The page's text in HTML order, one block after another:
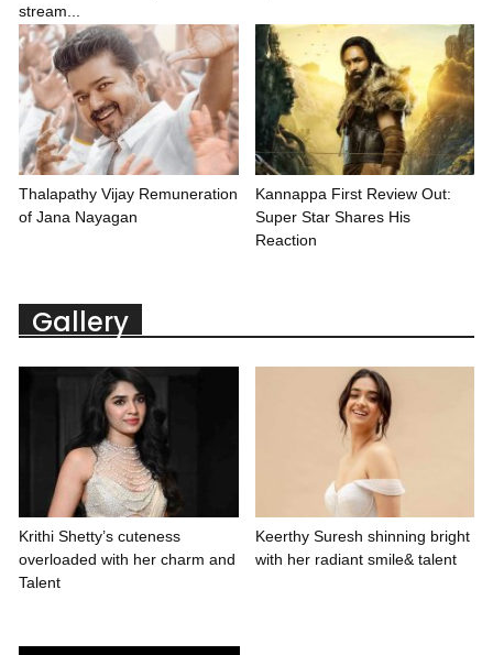
stream...
Thalapathy Vijay Remuneration
of Jana Nayagan
Kannappa First Review Out:
Super Star Shares His
Reaction
Gallery
Krithi Shetty’s cuteness
overloaded with her charm and
Talent
Keerthy Suresh shinning bright
with her radiant smile& talent